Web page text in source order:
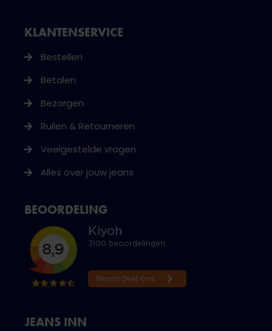
JEANS INN
KLANTENSERVICE
Bestellen
Betalen
Bezorgen
Ruilen & Retourneren
Veelgestelde vragen
Alles over jouw jeans
BEOORDELING